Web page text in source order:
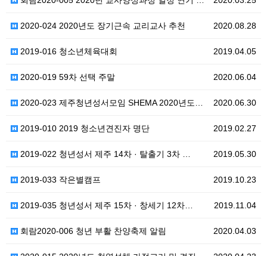
2020.08.28
2020-024 2020년도 장기근속 교리교사 추천
2019.04.05
2019-016 청소년체육대회
2020.06.04
2020-019 59차 선택 주말
2020.06.30
2020-023 제주청년성서모임 SHEMA 2020년도…
2019.02.27
2019-010 2019 청소년견진자 명단
2019.05.30
2019-022 청년성서 제주 14차 · 탈출기 3차 …
2019.10.23
2019-033 작은별캠프
2019.11.04
2019-035 청년성서 제주 15차 · 창세기 12차…
2020.04.03
회람2020-006 청년 부활 찬양축제 알림